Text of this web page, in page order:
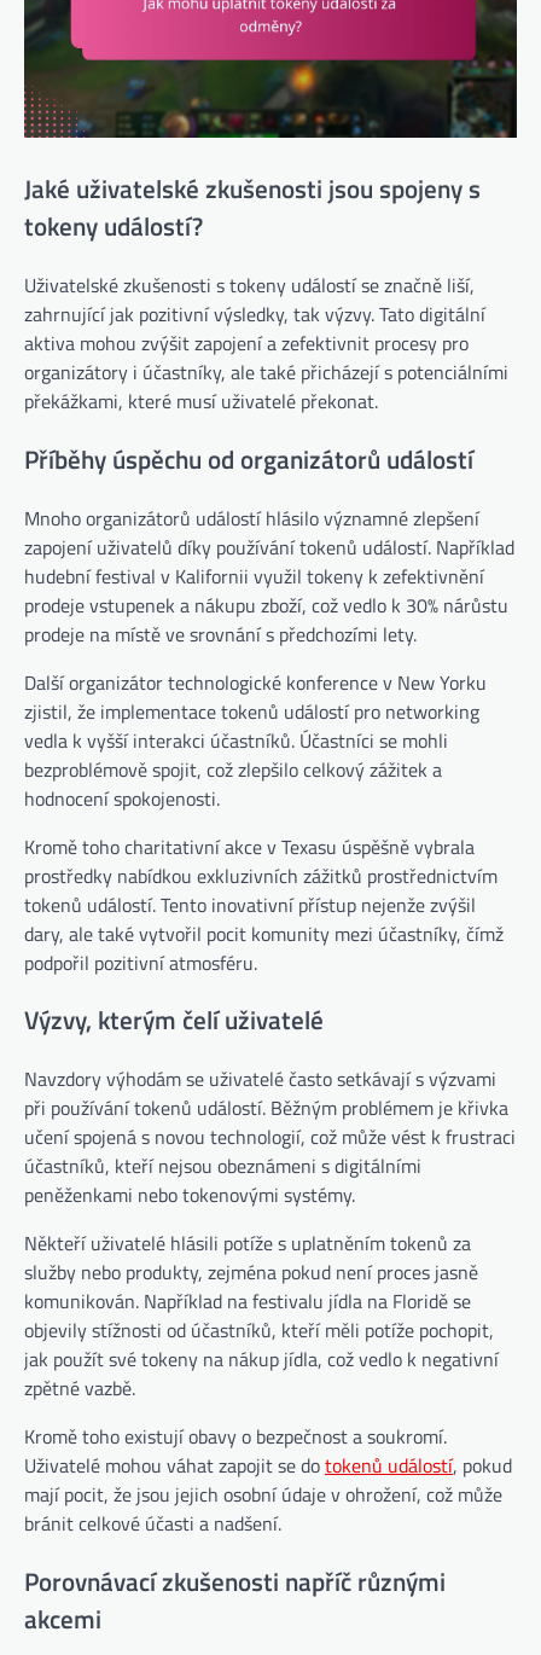
Jaké uživatelské zkušenosti jsou spojeny s
tokeny událostí?
Uživatelské zkušenosti s tokeny událostí se značně liší,
zahrnující jak pozitivní výsledky, tak výzvy. Tato digitální
aktiva mohou zvýšit zapojení a zefektivnit procesy pro
organizátory i účastníky, ale také přicházejí s potenciálními
překážkami, které musí uživatelé překonat.
Příběhy úspěchu od organizátorů událostí
Mnoho organizátorů událostí hlásilo významné zlepšení
zapojení uživatelů díky používání tokenů událostí. Například
hudební festival v Kalifornii využil tokeny k zefektivnění
prodeje vstupenek a nákupu zboží, což vedlo k 30% nárůstu
prodeje na místě ve srovnání s předchozími lety.
Další organizátor technologické konference v New Yorku
zjistil, že implementace tokenů událostí pro networking
vedla k vyšší interakci účastníků. Účastníci se mohli
bezproblémově spojit, což zlepšilo celkový zážitek a
hodnocení spokojenosti.
Kromě toho charitativní akce v Texasu úspěšně vybrala
prostředky nabídkou exkluzivních zážitků prostřednictvím
tokenů událostí. Tento inovativní přístup nejenže zvýšil
dary, ale také vytvořil pocit komunity mezi účastníky, čímž
podpořil pozitivní atmosféru.
Výzvy, kterým čelí uživatelé
Navzdory výhodám se uživatelé často setkávají s výzvami
při používání tokenů událostí. Běžným problémem je křivka
učení spojená s novou technologií, což může vést k frustraci
účastníků, kteří nejsou obeznámeni s digitálními
peněženkami nebo tokenovými systémy.
Někteří uživatelé hlásili potíže s uplatněním tokenů za
služby nebo produkty, zejména pokud není proces jasně
komunikován. Například na festivalu jídla na Floridě se
objevily stížnosti od účastníků, kteří měli potíže pochopit,
jak použít své tokeny na nákup jídla, což vedlo k negativní
zpětné vazbě.
Kromě toho existují obavy o bezpečnost a soukromí.
Uživatelé mohou váhat zapojit se dotokenů událostí, pokud
mají pocit, že jsou jejich osobní údaje v ohrožení, což může
bránit celkové účasti a nadšení.
Porovnávací zkušenosti napříč různými
akcemi